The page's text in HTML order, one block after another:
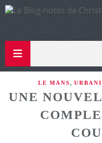
LE MANS ,
UNE